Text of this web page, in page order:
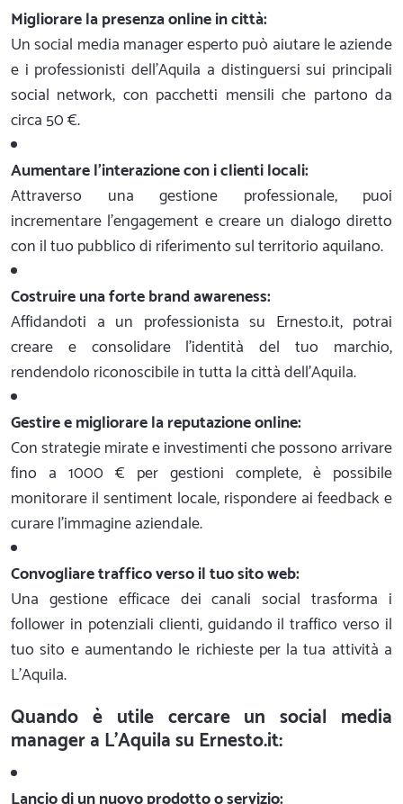
Migliorare la presenza online in città:
Un social media manager esperto può aiutare le aziende
e i professionisti dell'Aquila a distinguersi sui principali
social network, con pacchetti mensili che partono da
circa 50 €.
Aumentare l'interazione con i clienti locali:
Attraverso una gestione professionale, puoi
incrementare l'engagement e creare un dialogo diretto
con il tuo pubblico di riferimento sul territorio aquilano.
Costruire una forte brand awareness:
Affidandoti a un professionista su Ernesto.it, potrai
creare e consolidare l'identità del tuo marchio,
rendendolo riconoscibile in tutta la città dell'Aquila.
Gestire e migliorare la reputazione online:
Con strategie mirate e investimenti che possono arrivare
fino a 1000 € per gestioni complete, è possibile
monitorare il sentiment locale, rispondere ai feedback e
curare l'immagine aziendale.
Convogliare traffico verso il tuo sito web:
Una gestione efficace dei canali social trasforma i
follower in potenziali clienti, guidando il traffico verso il
tuo sito e aumentando le richieste per la tua attività a
L'Aquila.
Quando è utile cercare un social media
manager a L'Aquila su Ernesto.it: